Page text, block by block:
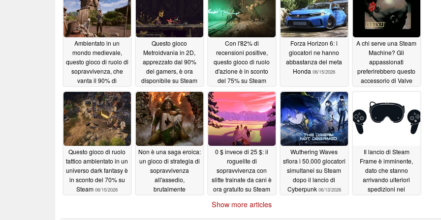
Ambientato in un
mondo medievale,
questo gioco di ruolo di
sopravvivenza, che
vanta il 90% di
attualmente in offerta
su Steam con uno
sconto del 50%
06/18/2026
Questo gioco
Metroidvania in 2D,
apprezzato dal 90%
dei gamers, è ora
disponibile su Steam
75%06/17/2026
Con l'82% di
recensioni positive,
questo gioco di ruolo
d'azione è in sconto
del 75% su Steam
06/16/2026
Forza Horizon 6: i
giocatori ne hanno
abbastanza del meta
Honda 06/15/2026
A chi serve una Steam
Machine? Gli
appassionati
preferirebbero questo
accessorio di Valve
Questo gioco di ruolo
tattico ambientato in un
universo dark fantasy è
in sconto del 70% su
Steam 06/15/2026
Non è una saga eroica:
un gioco di strategia di
sopravvivenza
all'assedio,
brutalmente
0 $ invece di 25 $: il
roguelite di
sopravvivenza con
slitte trainate da cani è
ora gratuito su Steam
Wuthering Waves
sfiora i 50.000 giocatori
simultanei su Steam
dopo il lancio di
Cyberpunk 06/13/2026
Il lancio di Steam
Frame è imminente,
dato che stanno
arrivando ulteriori
spedizioni nei
Show more articles